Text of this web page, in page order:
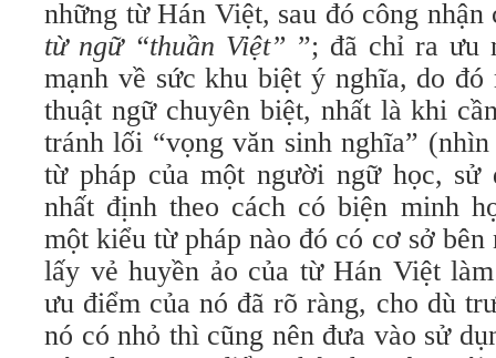
những từ Hán Việt, sau đó công nhận
từ ngữ “thuần Việt” ”; đã chỉ ra ưu
mạnh về sức khu biệt ý nghĩa, do đó
thuật ngữ chuyên biệt, nhất là khi
tránh lối “vọng văn sinh nghĩa”
từ pháp của một người ngữ học,
nhất định theo cách có biện minh
một kiểu từ pháp nào đó có cơ sở
lấy vẻ huyền ảo của từ Hán Việt
ưu điểm của nó đã rõ ràng, cho dù
nó có nhỏ thì cũng nên đưa vào sử